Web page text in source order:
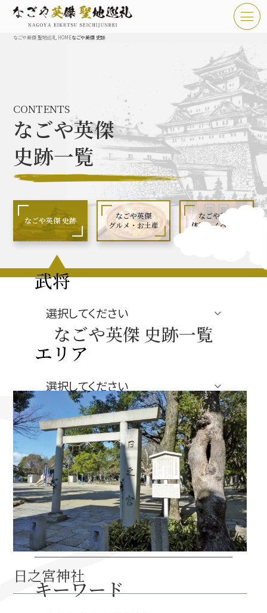
なごや英傑 聖地巡礼とは
なごや英傑 史跡 一覧
なごや英傑 グルメ・土産 一覧
なごや英傑 体験・イベント
豊臣秀長と名古屋の関係
秀長グルメ・土産一覧
名古屋＜秀長＞観光モデルコース
豊臣秀吉と名古屋の関係
秀吉関連 史跡 一覧
秀吉グルメ・土産 一覧
秀吉功路
織田信長と名古屋の関係
なごや英傑 聖地巡礼 HOMEなごや英傑 史跡
CONTENTS
なごや英傑
史跡一覧
なごや英傑 史跡
なごや英傑
グルメ・お土産
なごや英傑
体験・イベント
武将
エリア
ジャンル
キーワード
なごや英傑 史跡一覧
日之宮神社